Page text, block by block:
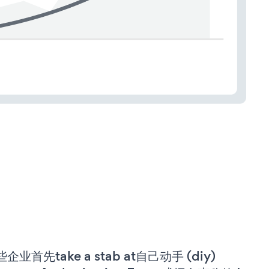
企业首先take a stab at自己动手 (diy)